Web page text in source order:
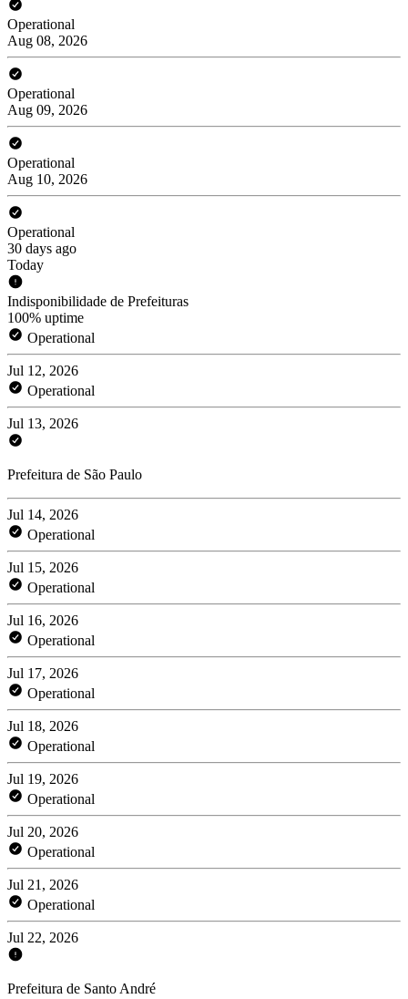
Operational
Aug 08, 2026
Operational
Aug 09, 2026
Operational
Aug 10, 2026
Operational
30 days ago
Today
Indisponibilidade de Prefeituras
100% uptime
Operational
Jul 12, 2026
Operational
Jul 13, 2026
Prefeitura de São Paulo
Jul 14, 2026
Operational
Jul 15, 2026
Operational
Jul 16, 2026
Operational
Jul 17, 2026
Operational
Jul 18, 2026
Operational
Jul 19, 2026
Operational
Jul 20, 2026
Operational
Jul 21, 2026
Operational
Jul 22, 2026
Prefeitura de Santo André